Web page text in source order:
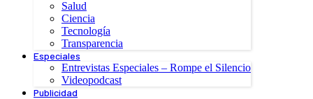
Salud
Ciencia
Tecnología
Transparencia
Especiales
Entrevistas Especiales – Rompe el Silencio
Videopodcast
Publicidad